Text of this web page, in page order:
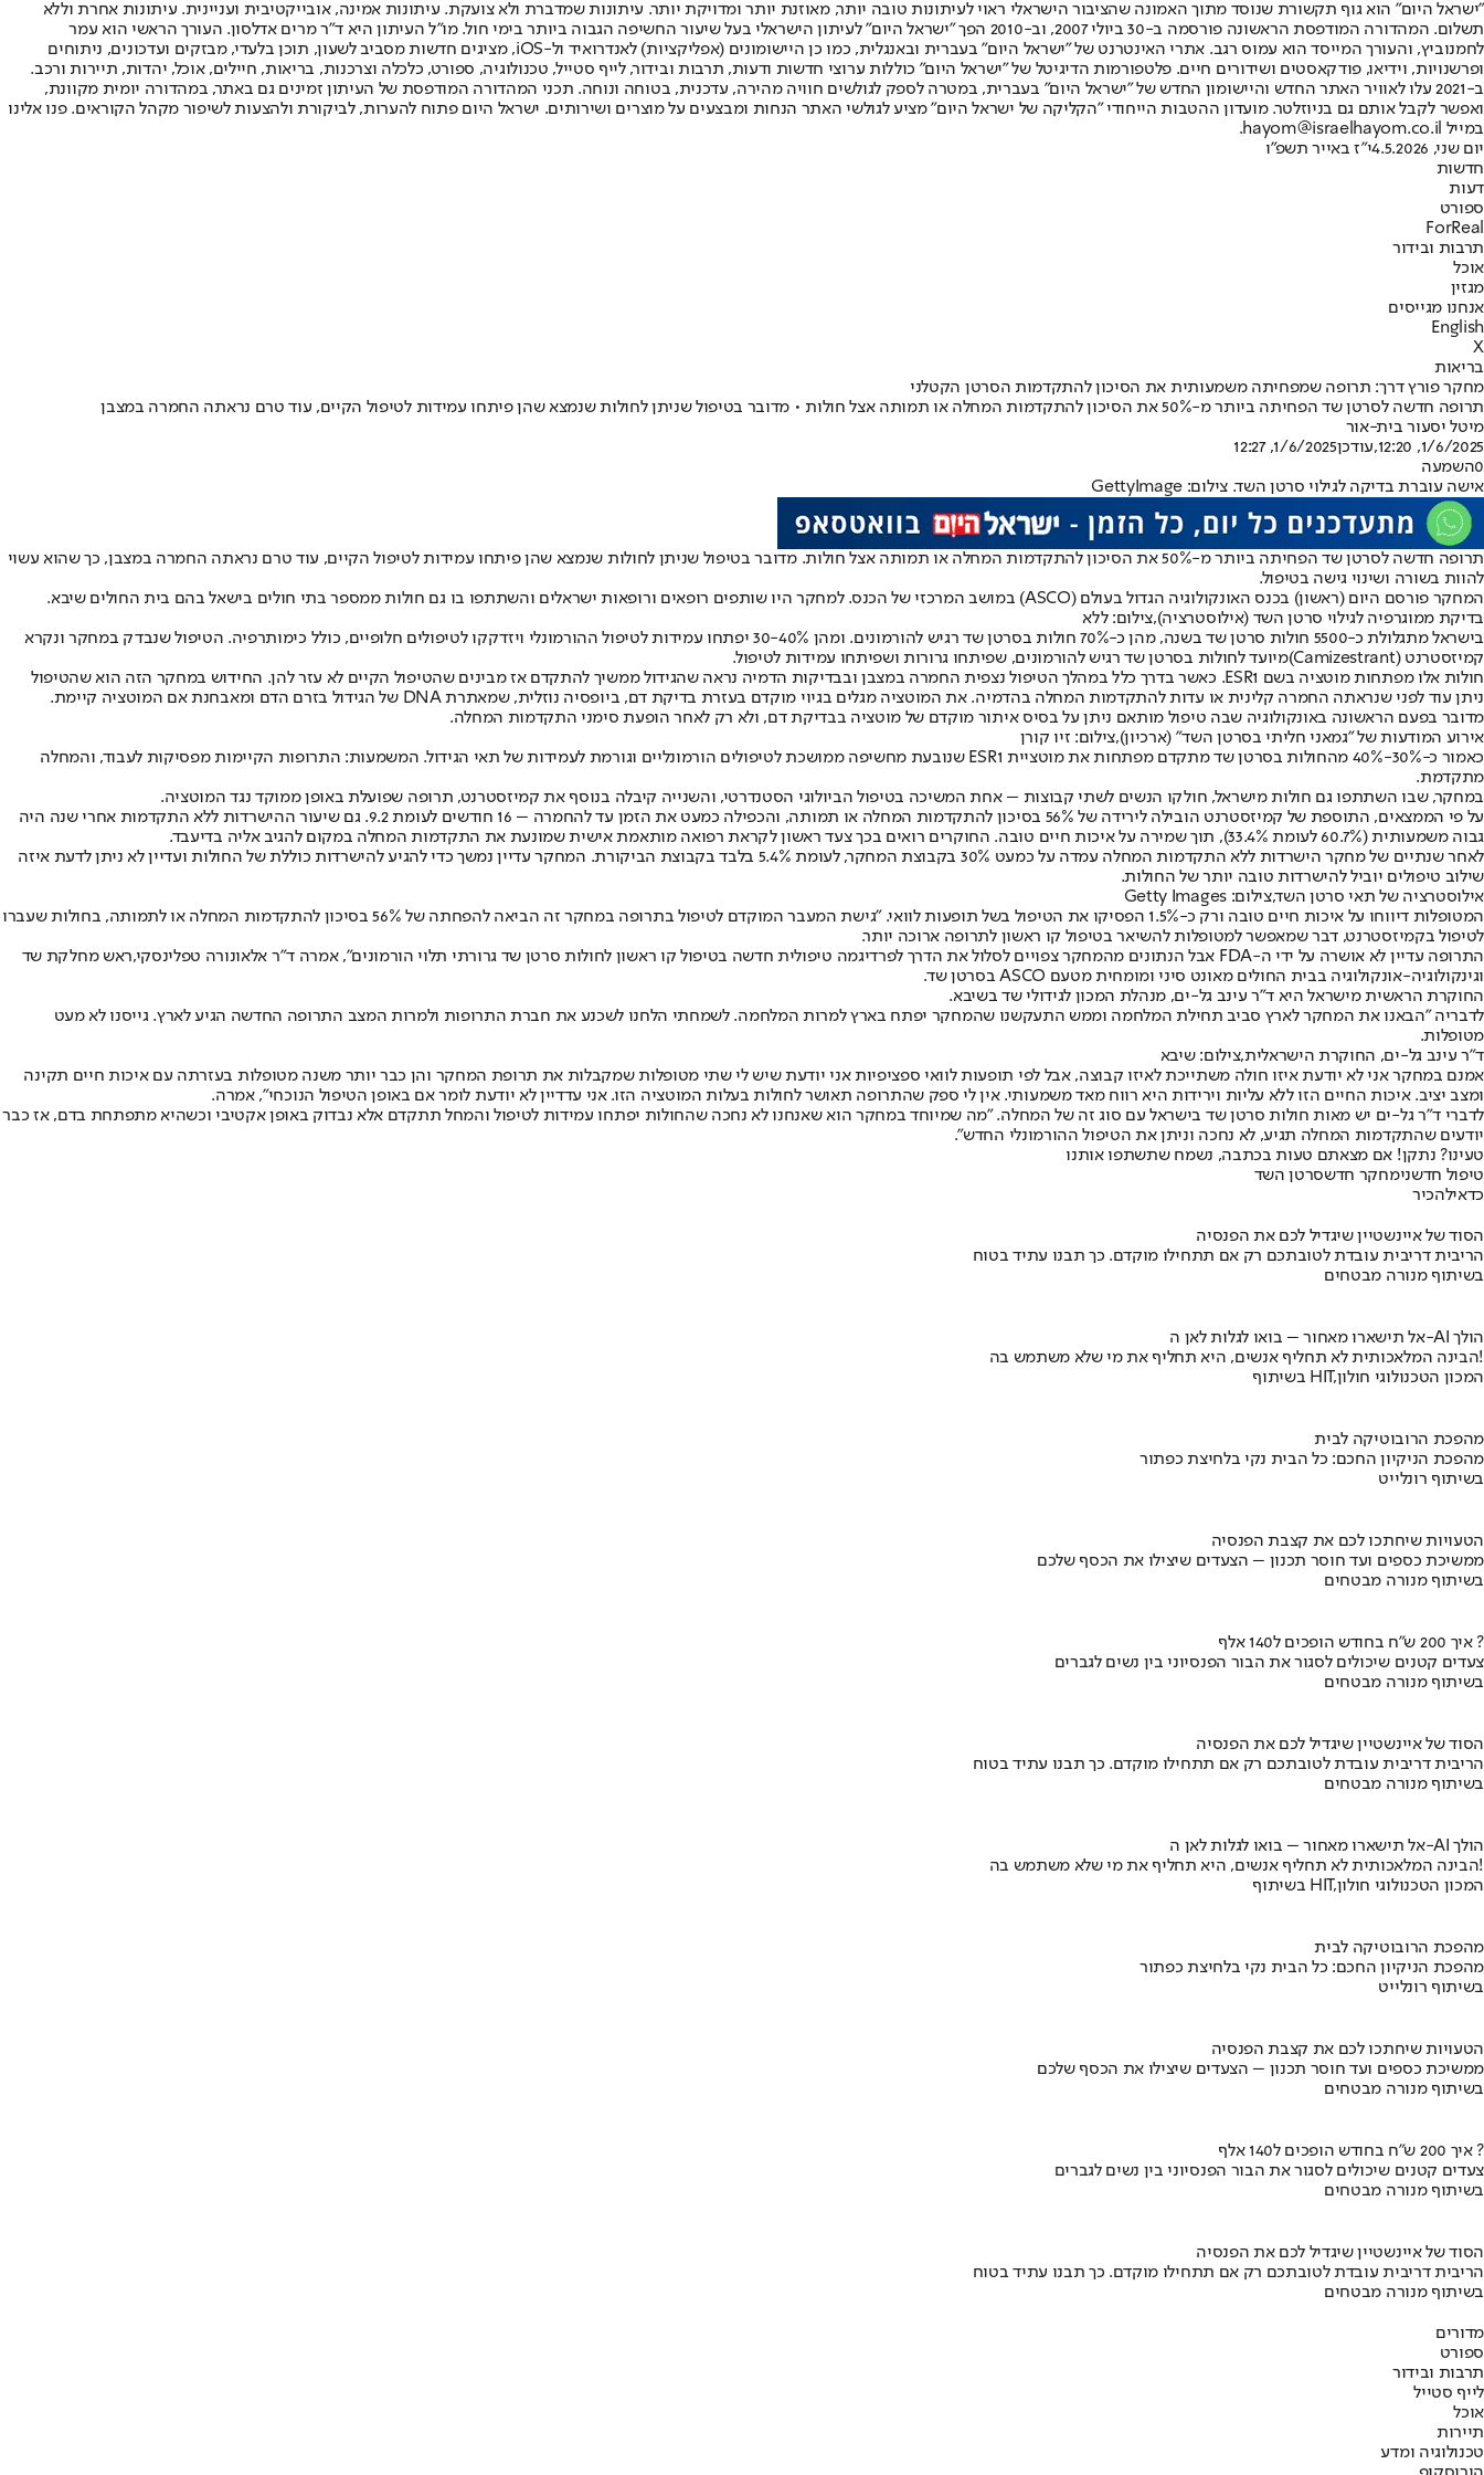
"ישראל היום" הוא גוף תקשורת שנוסד מתוך האמונה שהציבור הישראלי ראוי לעיתונות טובה יותר, מאוזנת יותר ומדויקת יותר. עיתונות שמדברת ולא צועקת. עיתונות אמינה, אובייקטיבית ועניינית. עיתונות אחרת וללא
תשלום. המהדורה המודפסת הראשונה פורסמה ב-30 ביולי 2007, וב-2010 הפך "ישראל היום" לעיתון הישראלי בעל שיעור החשיפה הגבוה ביותר בימי חול. מו"ל העיתון היא ד"ר מרים אדלסון. העורך הראשי הוא עמר
לחמנוביץ, והעורך המייסד הוא עמוס רגב. אתרי האינטרנט של "ישראל היום" בעברית ובאנגלית, כמו כן היישומונים (אפליקציות) לאנדרואיד ול-iOS, מציגים חדשות מסביב לשעון, תוכן בלעדי, מבזקים ועדכונים, ניתוחים
ופרשנויות, וידיאו, פודקאסטים ושידורים חיים. פלטפורמות הדיגיטל של "ישראל היום" כוללות ערוצי חדשות ודעות, תרבות ובידור, לייף סטייל, טכנולוגיה, ספורט, כלכלה וצרכנות, בריאות, חיילים, אוכל, יהדות, תיירות ורכב.
ב-2021 עלו לאוויר האתר החדש והיישומון החדש של "ישראל היום" בעברית, במטרה לספק לגולשים חוויה מהירה, עדכנית, בטוחה ונוחה. תכני המהדורה המודפסת של העיתון זמינים גם באתר, במהדורה יומית מקוונת,
ואפשר לקבל אותם גם בניוזלטר. מועדון ההטבות הייחודי "הקליקה של ישראל היום" מציע לגולשי האתר הנחות ומבצעים על מוצרים ושירותים. ישראל היום פתוח להערות, לביקורת ולהצעות לשיפור מקהל הקוראים. פנו אלינו
במייל hayom@israelhayom.co.il.
יום שני, 4.5.2026
י"ז באייר תשפ"ו
חדשות
דעות
ספורט
ForReal
תרבות ובידור
אוכל
מגזין
אנחנו מגייסים
English
X
בריאות
מחקר פורץ דרך: תרופה שמפחיתה משמעותית את הסיכון להתקדמות הסרטן הקטלני
תרופה חדשה לסרטן שד הפחיתה ביותר מ-50% את הסיכון להתקדמות המחלה או תמותה אצל חולות • מדובר בטיפול שניתן לחולות שנמצא שהן פיתחו עמידות לטיפול הקיים, עוד טרם נראתה החמרה במצבן
מיטל יסעור בית-אור
1/6/2025, 12:20
,עודכן1/6/2025, 12:27
0השמעה
אישה עוברת בדיקה לגילוי סרטן השד. צילום: GettyImage
תרופה חדשה לסרטן שד הפחיתה ביותר מ-50% את הסיכון להתקדמות המחלה או תמותה אצל חולות. מדובר בטיפול שניתן לחולות שנמצא שהן פיתחו עמידות לטיפול הקיים, עוד טרם נראתה החמרה במצבן, כך שהוא עשוי
להוות בשורה ושינוי גישה בטיפול.
המחקר פורסם היום (ראשון) בכנס האונקולוגיה הגדול בעולם (ASCO) במושב המרכזי של הכנס. למחקר היו שותפים רופאים ורופאות ישראלים והשתתפו בו גם חולות ממספר בתי חולים בישאל בהם בית החולים שיבא.
בדיקת ממוגרפיה לגילוי סרטן השד (אילוסטרציה),צילום: ללא
בישראל מתגלולת כ-5500 חולות סרטן שד בשנה, מהן כ-70% חולות בסרטן שד רגיש להורמונים. ומהן 30-40% יפתחו עמידות לטיפול ההורמונלי ויזדקקו לטיפולים חלופיים, כולל כימותרפיה. הטיפול שנבדק במחקר ונקרא
קמיזסטרנט (Camizestrant)מיועד לחולות בסרטן שד רגיש להורמונים, שפיתחו גרורות ושפיתחו עמידות לטיפול.
חולות אלו מפתחות מוטציה בשם ESR1. כאשר בדרך כלל במהלך הטיפול נצפית החמרה במצבן ובבדיקות הדמיה נראה שהגידול ממשיך להתקדם אז מבינים שהטיפול הקיים לא עזר להן. החידוש במחקר הזה הוא שהטיפול
ניתן עוד לפני שנראתה החמרה קלינית או עדות להתקדמות המחלה בהדמיה. את המוטציה מגלים בגיוי מוקדם בעזרת בדיקת דם, ביופסיה נוזלית, שמאתרת DNA של הגידול בזרם הדם ומאבחנת אם המוטציה קיימת.
מדובר בפעם הראשונה באונקולוגיה שבה טיפול מותאם ניתן על בסיס איתור מוקדם של מוטציה בבדיקת דם, ולא רק לאחר הופעת סימני התקדמות המחלה.
אירוע המודעות של "גמאני חליתי בסרטן השד" (ארכיון),צילום: זיו קורן
כאמור כ-30%-40% מהחולות בסרטן שד מתקדם מפתחות את מוטציית ESR1 שנובעת מחשיפה ממושכת לטיפולים הורמונליים וגורמת לעמידות של תאי הגידול. המשמעות: התרופות הקיימות מפסיקות לעבוד, והמחלה
מתקדמת.
במחקר, שבו השתתפו גם חולות מישראל, חולקו הנשים לשתי קבוצות – אחת המשיכה בטיפול הביולוגי הסטנדרטי, והשנייה קיבלה בנוסף את קמיזסטרנט, תרופה שפועלת באופן ממוקד נגד המוטציה.
על פי הממצאים, התוספת של קמיזסטרנט הובילה לירידה של 56% בסיכון להתקדמות המחלה או תמותה, והכפילה כמעט את הזמן עד להחמרה – 16 חודשים לעומת 9.2. גם שיעור ההישרדות ללא התקדמות אחרי שנה היה
גבוה משמעותית (60.7% לעומת 33.4%), תוך שמירה על איכות חיים טובה. החוקרים רואים בכך צעד ראשון לקראת רפואה מותאמת אישית שמונעת את התקדמות המחלה במקום להגיב אליה בדיעבד.
לאחר שנתיים של מחקר הישרדות ללא התקדמות המחלה עמדה על כמעט 30% בקבוצת המחקר, לעומת 5.4% בלבד בקבוצת הביקורת. המחקר עדיין נמשך כדי להגיע להישרדות כוללת של החולות ועדיין לא ניתן לדעת איזה
שילוב טיפולים יוביל להישרדות טובה יותר של החולות.
אילוסטרציה של תאי סרטן השד,צילום: Getty Images
המטופלות דיווחו על איכות חיים טובה ורק כ-1.5% הפסיקו את הטיפול בשל תופעות לוואי. "גישת המעבר המוקדם לטיפול בתרופה במחקר זה הביאה להפחתה של 56% בסיכון להתקדמות המחלה או לתמותה, בחולות שעברו
לטיפול בקמיזסטרנט, דבר שמאפשר למטופלות להשיאר בטיפול קו ראשון לתרופה ארוכה יותר.
התרופה עדיין לא אושרה על ידי ה-FDA אבל הנתונים מהמחקר צפויים לסלול את הדרך לפרדיגמה טיפולית חדשה בטיפול קו ראשון לחולות סרטן שד גרורתי תלוי הורמונים", אמרה ד"ר אלאונורה טפלינסקי,ראש מחלקת שד
וגינקולוגיה-אונקולוגיה בבית החולים מאונט סיני ומומחית מטעם ASCO בסרטן שד.
החוקרת הראשית מישראל היא ד"ר עינב גל-ים, מנהלת המכון לגידולי שד בשיבא.
לדבריה "הבאנו את המחקר לארץ סביב תחילת המלחמה וממש התעקשנו שהמחקר יפתח בארץ למרות המלחמה. לשמחתי הלחנו לשכנע את חברת התרופות ולמרות המצב התרופה החדשה הגיע לארץ. גייסנו לא מעט
מטופלות.
ד"ר עינב גל-ים, החוקרת הישראלית,צילום: שיבא
אמנם במחקר אני לא יודעת איזו חולה משתייכת לאיזו קבוצה, אבל לפי תופעות לוואי ספציפיות אני יודעת שיש לי שתי מטופלות שמקבלות את תרופת המחקר והן כבר יותר משנה מטופלות בעזרתה עם איכות חיים תקינה
ומצב יציב. איכות החיים הזו ללא עליות וירידות היא רווח מאד משמעותי. אין לי ספק שהתרופה תאושר לחולות בעלות המוטציה הזו. אני עדדיין לא יודעת לומר אם באופן הטיפול הנוכחי", אמרה.
לדברי ד"ר גל-ים יש מאות חולות סרטן שד בישראל עם סוג זה של המחלה. "מה שמיוחד במחקר הוא שאנחנו לא נחכה שהחולות יפתחו עמידות לטיפול והמחל תתקדם אלא נבדוק באופן אקטיבי וכשהיא מתפתחת בדם, אז כבר
יודעים שהתקדמות המחלה תגיע, לא נחכה וניתן את הטיפול ההורמונלי החדש".
טעינו? נתקן! אם מצאתם טעות בכתבה, נשמח שתשתפו אותנו
טיפול חדשנימחקר חדשסרטן השד
כדאילהכיר
הסוד של איינשטיין שיגדיל לכם את הפנסיה
הריבית דריבית עובדת לטובתכם רק אם תתחילו מוקדם. כך תבנו עתיד בטוח
בשיתוף מנורה מבטחים
אל תישארו מאחור – בואו לגלות לאן ה-AI הולך
הבינה המלאכותית לא תחליף אנשים, היא תחליף את מי שלא משתמש בה!
בשיתוף HIT,המכון הטכנולוגי חולון
מהפכת הרובוטיקה לבית
מהפכת הניקיון החכם: כל הבית נקי בלחיצת כפתור
בשיתוף רונלייט
הטעויות שיחתכו לכם את קצבת הפנסיה
ממשיכת כספים ועד חוסר תכנון – הצעדים שיצילו את הכסף שלכם
בשיתוף מנורה מבטחים
איך 200 ש"ח בחודש הופכים ל140 אלף ?
צעדים קטנים שיכולים לסגור את הבור הפנסיוני בין נשים לגברים
בשיתוף מנורה מבטחים
הסוד של איינשטיין שיגדיל לכם את הפנסיה
הריבית דריבית עובדת לטובתכם רק אם תתחילו מוקדם. כך תבנו עתיד בטוח
בשיתוף מנורה מבטחים
אל תישארו מאחור – בואו לגלות לאן ה-AI הולך
הבינה המלאכותית לא תחליף אנשים, היא תחליף את מי שלא משתמש בה!
בשיתוף HIT,המכון הטכנולוגי חולון
מהפכת הרובוטיקה לבית
מהפכת הניקיון החכם: כל הבית נקי בלחיצת כפתור
בשיתוף רונלייט
הטעויות שיחתכו לכם את קצבת הפנסיה
ממשיכת כספים ועד חוסר תכנון – הצעדים שיצילו את הכסף שלכם
בשיתוף מנורה מבטחים
איך 200 ש"ח בחודש הופכים ל140 אלף ?
צעדים קטנים שיכולים לסגור את הבור הפנסיוני בין נשים לגברים
בשיתוף מנורה מבטחים
הסוד של איינשטיין שיגדיל לכם את הפנסיה
הריבית דריבית עובדת לטובתכם רק אם תתחילו מוקדם. כך תבנו עתיד בטוח
בשיתוף מנורה מבטחים
מדורים
ספורט
תרבות ובידור
לייף סטייל
אוכל
תיירות
טכנולוגיה ומדע